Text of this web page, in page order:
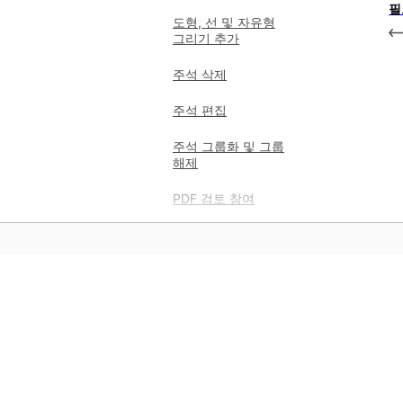
도형, 선 및 자유형
그리기 추가
주석 삭제
주석 편집
주석 그룹화 및 그룹
해제
PDF 검토 참여